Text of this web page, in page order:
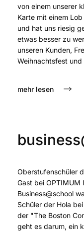
von einem unserer
Karte mit einem
und hat uns riesig
etwas besser zu
unseren Kunden,
Weihnachtsfest
mehr lesen
Oberstufenschüler
Gast bei OPTIMUM
Business@school
Schüler der Hola
der "The Boston
geht es darum, ein